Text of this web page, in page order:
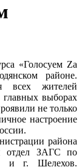
«Голосуем Za
районе.
всех жителей
выборах
не только
настроение
района
отдел ЗАГС по
и г. Шелехов.